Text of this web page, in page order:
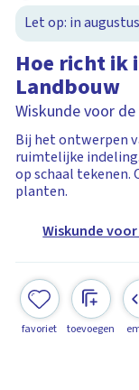
Let op: in
Hoe richt ik
Landbouw
Wiskunde voor
Bij het ontwerpen
ruimtelijke
op schaal tekenen.
planten.
Wiskunde
favoriet toevoegen